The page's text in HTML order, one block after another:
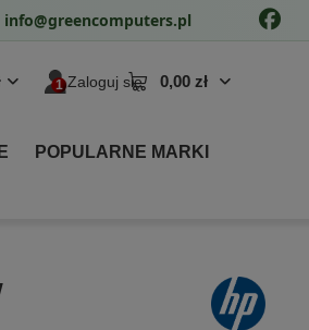
Zaloguj się 0,00 zł
POPULARNE MARKI
info@greencomputers.pl